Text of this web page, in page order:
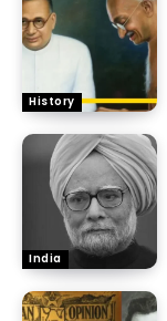
History
India